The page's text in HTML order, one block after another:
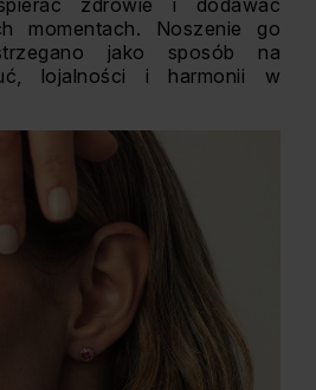
zdrowie i dodawać
momentach. Noszenie go
jako sposób na
lojalności i harmonii w